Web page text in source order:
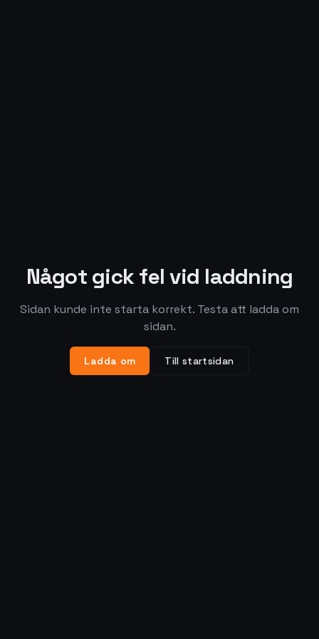
Något gick fel vid laddning
Sidan kunde inte starta korrekt. Testa att ladda om
sidan.
Ladda om Till startsidan